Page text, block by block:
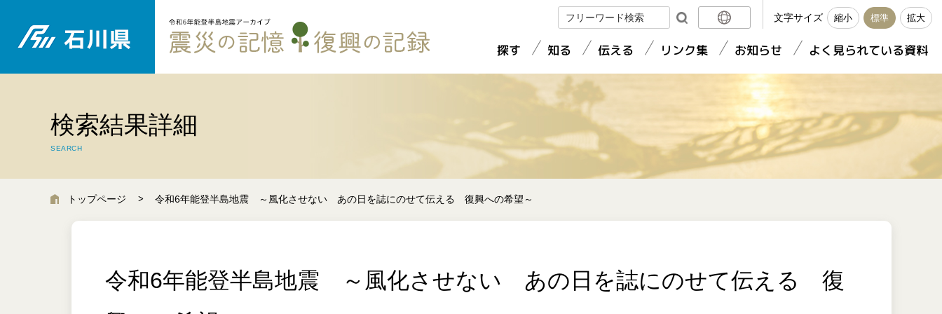
日本語
繁體中文
文字サイズ 縮小 標準 拡大
探す
被災状況
復旧・復興
被災者支援等
知る
地震・豪雨の被害
復興へのあゆみ
ビジュアルコンテンツ
インフラの復旧・復興
初動対応と検証
伝える
体験を語る
リンク集 お知らせ よく見られている資料
検索結果詳細
SEARCH
トップページ 令和6年能登半島地震 ～風化させない あの日を誌にのせて伝える 復興への希望～
令和6年能登半島地震 ～風化させない あの日を誌にのせて伝える 復